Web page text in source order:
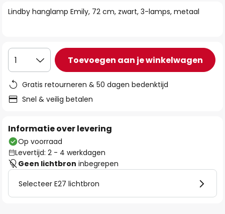
de
Lindby hanglamp Emily, 72 cm, zwart, 3-lamps, metaal
1 Toevoegen aan je winkelwagen
Gratis retourneren & 50 dagen bedenktijd
Snel & veilig betalen
Informatie over levering
Op voorraad
Levertijd: 2 - 4 werkdagen
Geen lichtbron inbegrepen
Selecteer E27 lichtbron